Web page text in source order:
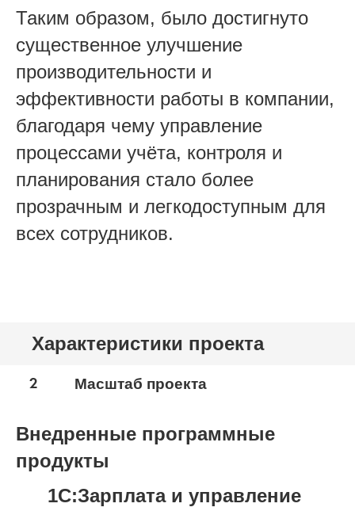
Таким образом, было достигнуто
существенное улучшение
производительности и
эффективности работы в компании,
благодаря чему управление
процессами учёта, контроля и
планирования стало более
прозрачным и легкодоступным для
всех сотрудников.
Характеристики проекта
2 Масштаб проекта
Внедренные программные
продукты
1С:Зарплата и управление